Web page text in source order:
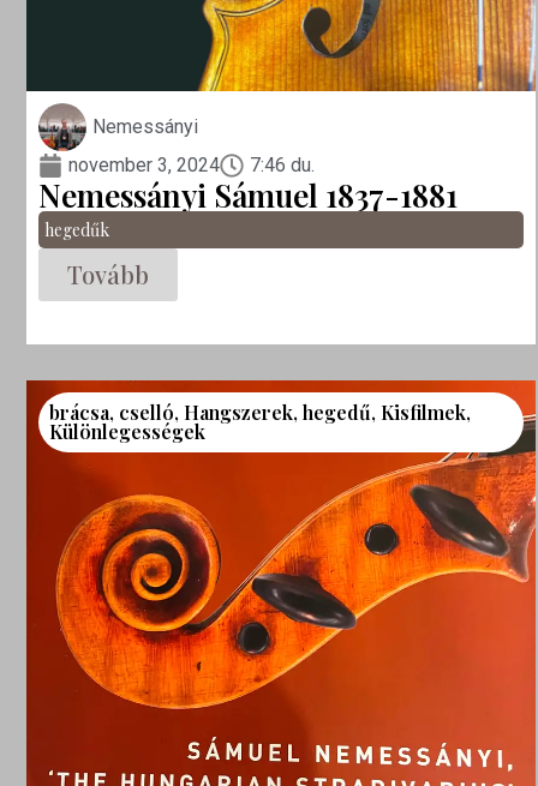
Nemessányi
november 3, 2024
7:46 du.
Nemessányi Sámuel 1837-1881
hegedűk
Tovább
brácsa, cselló, Hangszerek,hegedű, Kisfilmek,
Különlegességek